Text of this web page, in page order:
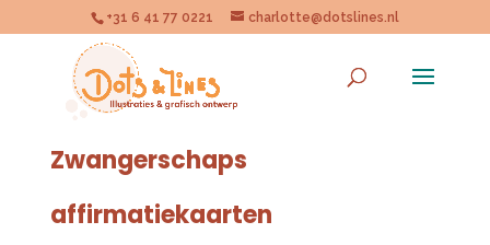
+31 6 41 77 0221 charlotte@dotslines.nl
Zwangerschaps
affirmatiekaarten